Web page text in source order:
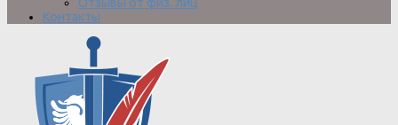
Отзывы от физ. лиц
Контакты